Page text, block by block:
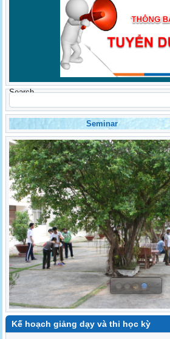
Search
Seminar
Kế hoạch giảng dạy và thi học kỳ